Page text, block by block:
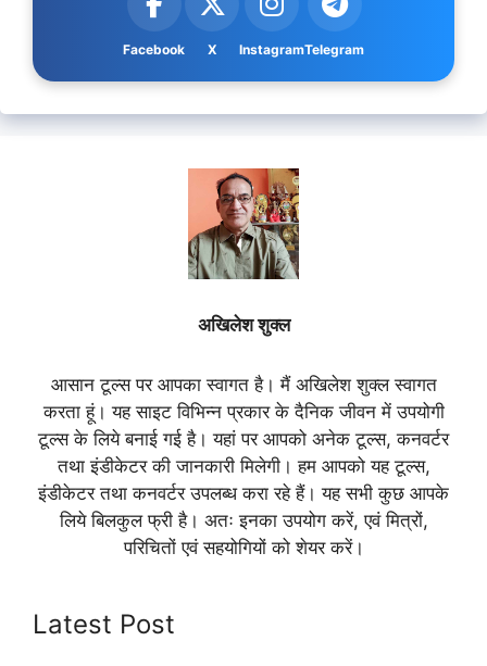
Facebook X InstagramTelegram
अखिलेश शुक्ल
आसान टूल्स पर आपका स्वागत है। मैं अखिलेश शुक्ल स्वागत
करता हूं। यह साइट विभिन्न प्रकार के दैनिक जीवन में उपयोगी
टूल्स के लिये बनाई गई है। यहां पर आपको अनेक टूल्स, कनवर्टर
तथा इंडीकेटर की जानकारी मिलेगी। हम आपको यह टूल्स,
इंडीकेटर तथा कनवर्टर उपलब्ध करा रहे हैं। यह सभी कुछ आपके
लिये बिलकुल फ्री है। अतः इनका उपयोग करें, एवं मित्रों,
परिचितों एवं सहयोगियों को शेयर करें।
Latest Post